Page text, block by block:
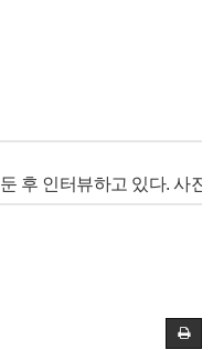
후 인터뷰하고 있다. 사진